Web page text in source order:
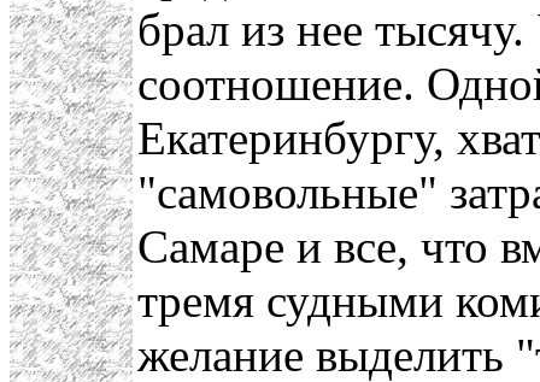
брал из нее
соотношение.
Екатеринбургу,
"самовольные"
Самаре и все, что
тремя судными
желание выделить